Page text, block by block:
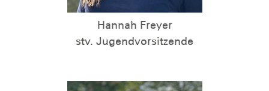
Hannah Freyer
stv. Jugendvorsitzende